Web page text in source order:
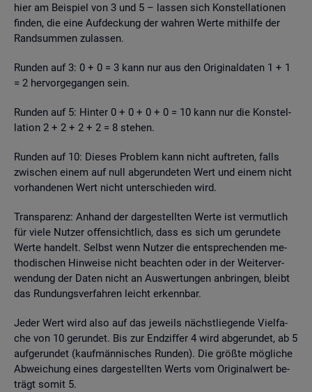
hier am Bei­spiel von 3 und 5 – las­sen sich Kon­stel­la­tio­nen
fin­den, die eine Auf­de­ckung der wah­ren Werte mit­hil­fe der
Rand­sum­men zu­las­sen.
Run­den auf 3: 0 + 0 = 3 kann nur aus den Ori­gi­nal­da­ten 1 + 1
= 2 her­vor­ge­gan­gen sein.
Run­den auf 5: Hin­ter 0 + 0 + 0 + 0 = 10 kann nur die Kon­stel­
la­ti­on 2 + 2 + 2 + 2 = 8 ste­hen.
Run­den auf 10: Die­ses Pro­blem kann nicht auf­tre­ten, falls
zwi­schen einem auf null ab­ge­run­de­ten Wert und einem nicht
vor­han­de­nen Wert nicht un­ter­schie­den wird.
Trans­pa­renz: An­hand der dar­ge­stell­ten Werte ist ver­mut­lich
für viele Nut­zer of­fen­sicht­lich, dass es sich um ge­run­de­te
Werte han­delt. Selbst wenn Nut­zer die ent­spre­chen­den me­
tho­di­schen Hin­wei­se nicht be­ach­ten oder in der Wei­ter­ver­
wen­dung der Daten nicht an Aus­wer­tun­gen an­brin­gen, bleibt
das Run­dungs­ver­fah­ren leicht er­kenn­bar.
Jeder Wert wird also auf das je­weils nächst­lie­gen­de Viel­fa­
che von 10 ge­run­det. Bis zur End­zif­fer 4 wird ab­ge­run­det, ab 5
auf­ge­run­det (kauf­män­ni­sches Run­den). Die grö­ß­te mög­li­che
Ab­wei­chung eines dar­ge­stell­ten Werts vom Ori­gi­nal­wert be­
trägt somit 5.